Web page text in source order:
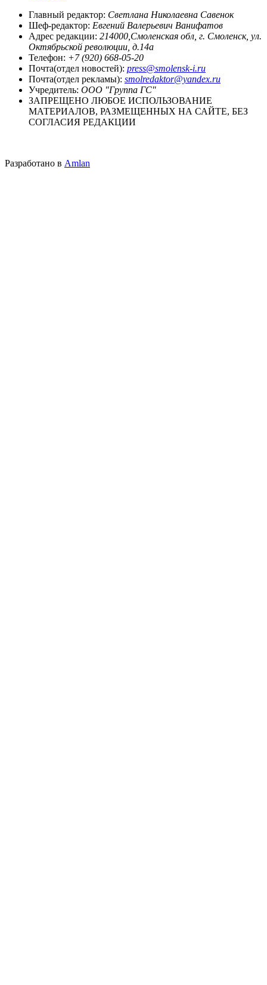
Главный редактор: Светлана Николаевна Савенок
Шеф-редактор: Евгений Валерьевич Ванифатов
Адрес редакции: 214000,Смоленская обл, г. Смоленск, ул.
Октябрьской революции, д.14а
Телефон: +7 (920) 668-05-20
Почта(отдел новостей): press@smolensk-i.ru
Почта(отдел рекламы): smolredaktor@yandex.ru
Учредитель: ООО "Группа ГС"
ЗАПРЕЩЕНО ЛЮБОЕ ИСПОЛЬЗОВАНИЕ
МАТЕРИАЛОВ, РАЗМЕЩЕННЫХ НА САЙТЕ, БЕЗ
СОГЛАСИЯ РЕДАКЦИИ
Разработано в Amlan